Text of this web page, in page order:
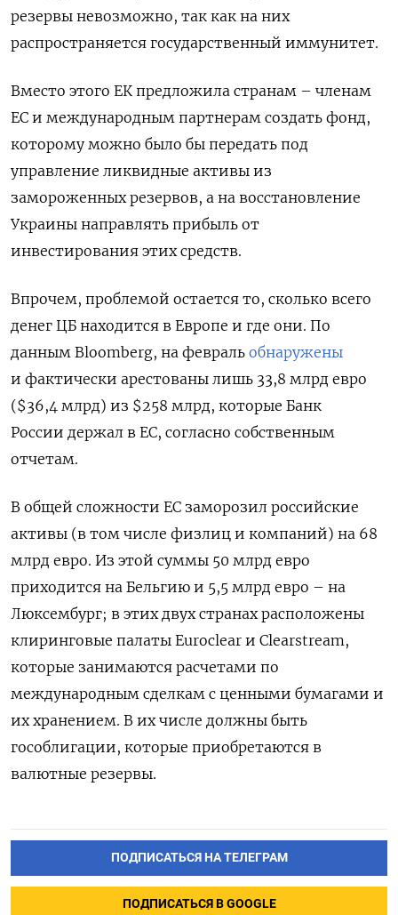
резервы невозможно, так как на них
распространяется государственный иммунитет.
Вместо этого ЕК предложила странам – членам
ЕС и международным партнерам создать фонд,
которому можно было бы передать под
управление ликвидные активы из
замороженных резервов, а на восстановление
Украины направлять прибыль от
инвестирования этих средств.
Впрочем, проблемой остается то, сколько всего
денег ЦБ находится в Европе и где они. По
данным Bloomberg, на февраль обнаружены
и фактически арестованы лишь 33,8 млрд евро
($36,4 млрд) из $258 млрд, которые Банк
России держал в ЕС, согласно собственным
отчетам.
В общей сложности ЕС заморозил российские
активы (в том числе физлиц и компаний) на 68
млрд евро. Из этой суммы 50 млрд евро
приходится на Бельгию и 5,5 млрд евро – на
Люксембург; в этих двух странах расположены
клиринговые палаты Euroclear и Clearstream,
которые занимаются расчетами по
международным сделкам с ценными бумагами и
их хранением. В их числе должны быть
гособлигации, которые приобретаются в
валютные резервы.
ПОДПИСАТЬСЯ НА ТЕЛЕГРАМ
ПОДПИСАТЬСЯ В GOOGLE